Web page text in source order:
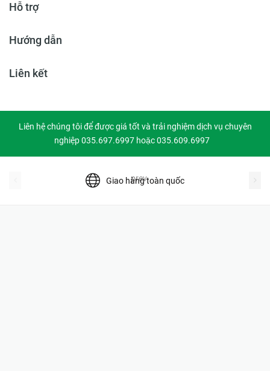
Hỗ trợ
Hướng dẫn
Liên kết
Liên hệ chúng tôi để được giá tốt và trải nghiệm dịch vụ chuyên
nghiệp 035.697.6997 hoặc 035.609.6997
Giao hàng toàn quốc
prev